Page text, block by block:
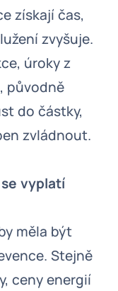
získají čas,
zvyšuje.
úroky z
původně
do částky,
zvládnout.
vyplatí
měla být
Stejně
ceny energií